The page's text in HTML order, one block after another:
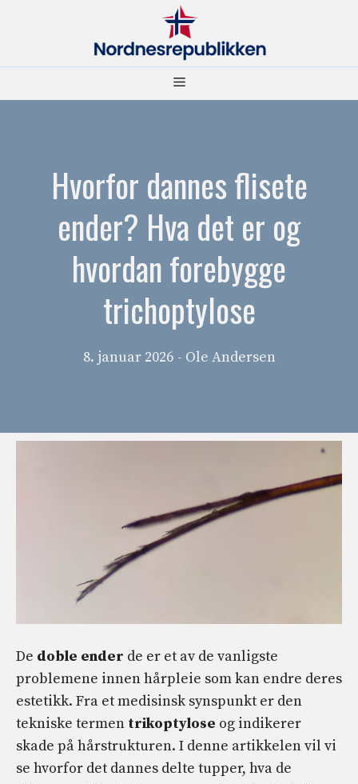
Meny
Hvorfor dannes flisete
ender? Hva det er og
hvordan forebygge
trichoptylose
8. januar 2026 - Ole Andersen
De doble ender de er et av de vanligste
problemene innen hårpleie som kan endre deres
estetikk. Fra et medisinsk synspunkt er den
tekniske termen trikoptylose og indikerer
skade på hårstrukturen. I denne artikkelen vil vi
se hvorfor det dannes delte tupper, hva de